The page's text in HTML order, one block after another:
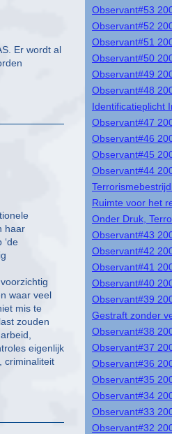
Observant#53
Observant#52
Observant#51
Observant#50
Observant#49
Observant#48
Identificatieplicht
Observant#47
Observant#46
Observant#45
Observant#44
Ruimte voor het
Onder Druk,
Observant#43
Observant#42
Observant#41
Observant#40
Observant#39
Gestraft zonder
Observant#38
Observant#37
Observant#36
Observant#35
Observant#34
Observant#33
Observant#32
Er wordt al
haar
waar veel
mis te
zouden
eigenlijk
criminaliteit